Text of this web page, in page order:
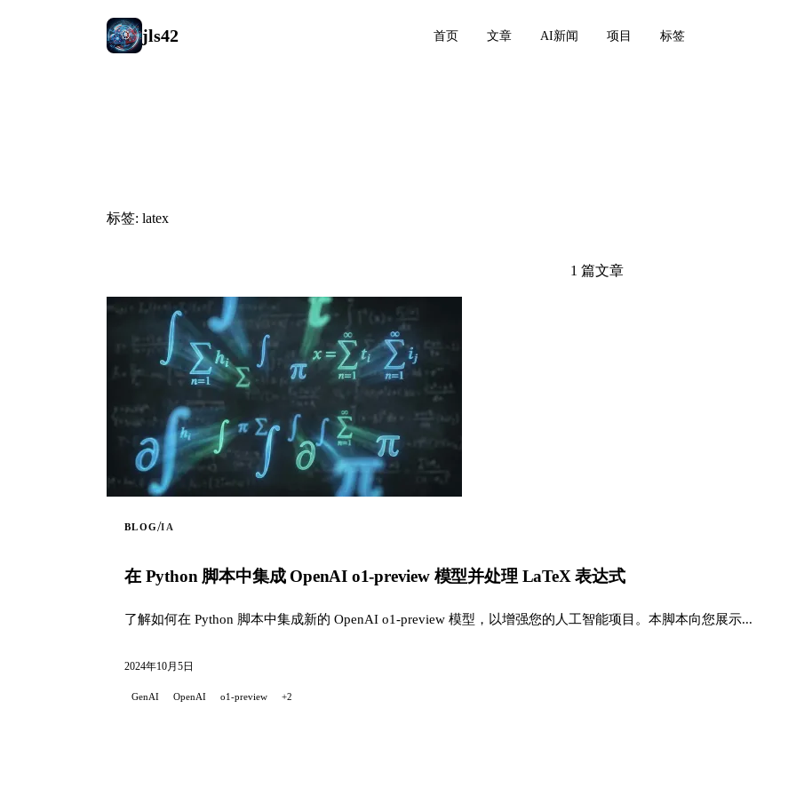
jls42 首页 文章 AI新闻 项目 标签
标签: latex
1 篇文章
BLOG/IA
在 Python 脚本中集成 OpenAI o1-preview 模型并处理 LaTeX 表达式
了解如何在 Python 脚本中集成新的 OpenAI o1-preview 模型，以增强您的人工智能项目。本脚本向您展示...
2024年10月5日
GenAI OpenAI o1-preview +2